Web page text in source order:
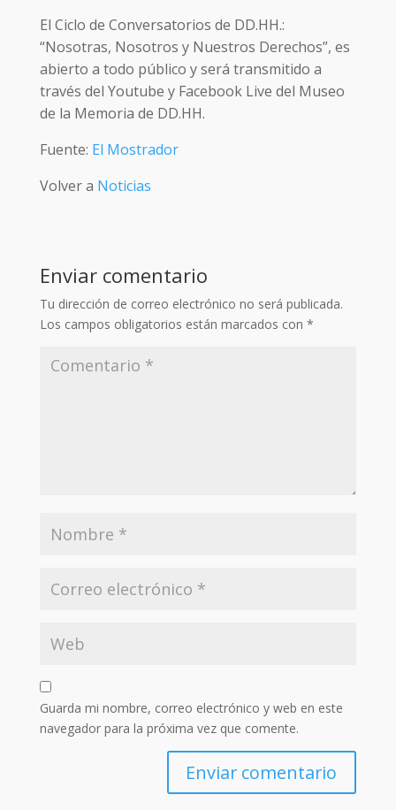
El Ciclo de Conversatorios de DD.HH.:
“Nosotras, Nosotros y Nuestros Derechos”, es
abierto a todo público y será transmitido a
través del Youtube y Facebook Live del Museo
de la Memoria de DD.HH.
Fuente: El Mostrador
Volver a Noticias
Enviar comentario
Tu dirección de correo electrónico no será publicada.
Los campos obligatorios están marcados con *
Guarda mi nombre, correo electrónico y web en este
navegador para la próxima vez que comente.
Enviar comentario